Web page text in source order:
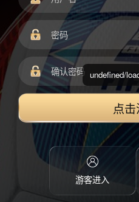
点
游客进入
undefined/